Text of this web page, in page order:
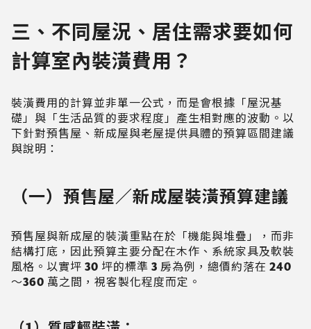
三、不同屋況、居住需求要如何
計算室內裝潢費用？
裝潢費用的計算並非單一公式，而是會根據「屋況基
礎」與「生活品質的要求程度」產生相對應的波動。以
下針對預售屋、新成屋與老屋提供具體的預算區間建議
與說明：
（一）預售屋／新成屋裝潢預算建議
預售屋與新成屋的裝潢重點在於「機能與堆疊」，而非
結構打底，因此預算主要分配在木作、系統家具及軟裝
風格。以實坪 30 坪的標準 3 房為例，總價約落在 240
～360 萬之間，視客製化程度而定。